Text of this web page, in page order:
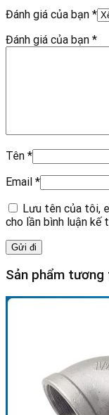
Đánh giá của bạn *
Đánh giá của bạn *
Tên *
Email *
Lưu tên của tôi,
cho lần bình luận kế
Sản phẩm tương